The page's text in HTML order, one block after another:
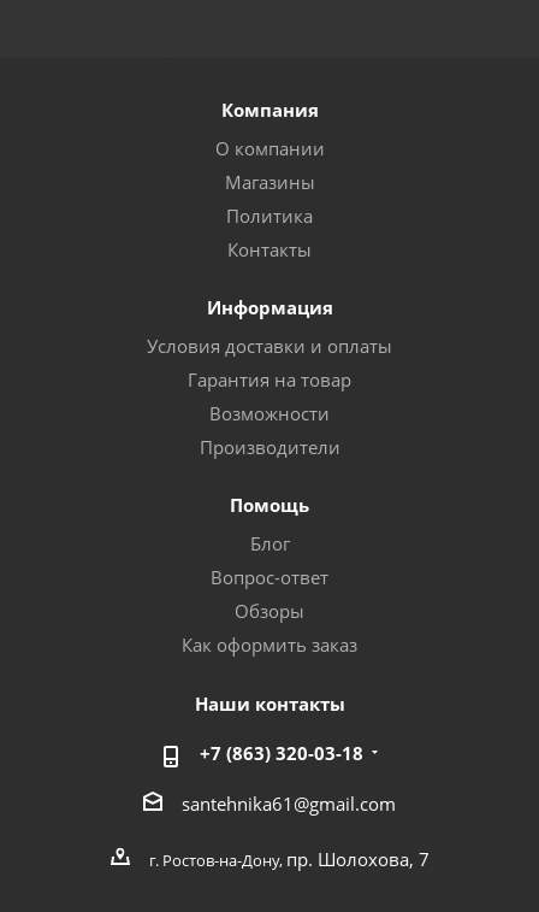
Компания
О компании
Магазины
Политика
Контакты
Информация
Условия доставки и оплаты
Гарантия на товар
Возможности
Производители
Помощь
Блог
Вопрос-ответ
Обзоры
Как оформить заказ
Наши контакты
+7 (863) 320-03-18
santehnika61@gmail.com
г. Ростов-на-Дону, пр. Шолохова, 7